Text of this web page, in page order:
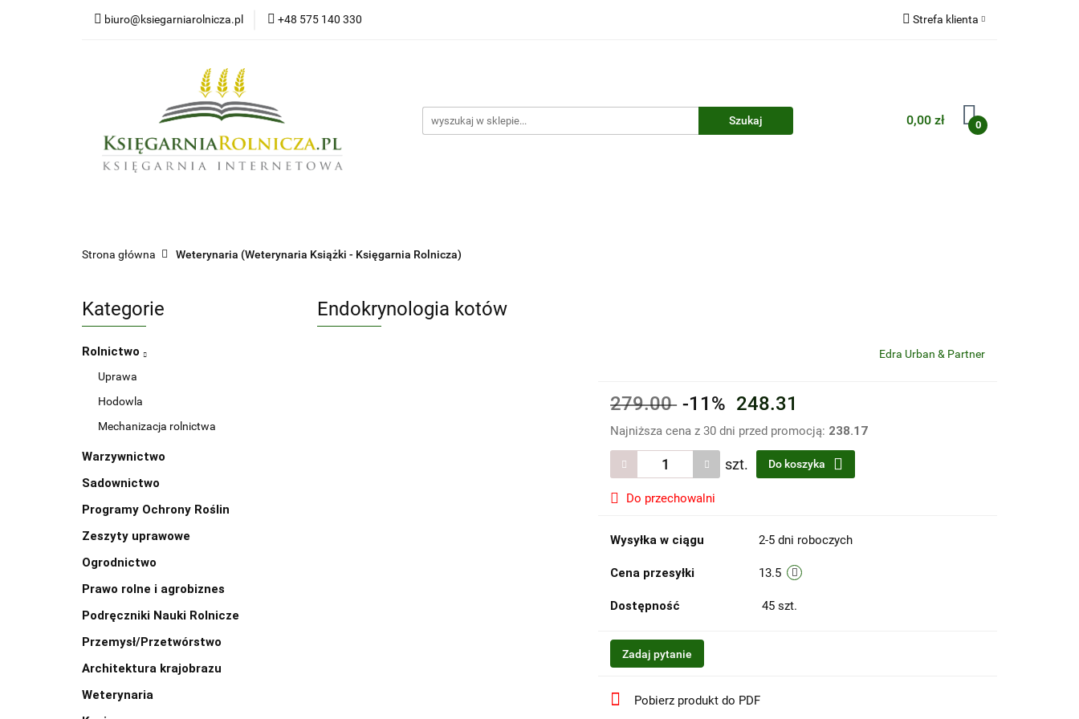
biuro@ksiegarniarolnicza.pl +48 575 140 330 Strefa klienta
Dodaj zgłoszenie
Zgody cookies
0,00 zł 0
Strona główna Weterynaria (Weterynaria Książki - Księgarnia Rolnicza)
Kategorie
Rolnictwo
Uprawa
Hodowla
Mechanizacja rolnictwa
Warzywnictwo
Sadownictwo
Programy Ochrony Roślin
Zeszyty uprawowe
Ogrodnictwo
Prawo rolne i agrobiznes
Podręczniki Nauki Rolnicze
Przemysł/Przetwórstwo
Architektura krajobrazu
Weterynaria
Endokrynologia kotów
Edra Urban & Partner
279.00 -11% 248.31
Najniższa cena z 30 dni przed promocją: 238.17
szt. Do koszyka
Do przechowalni
Wysyłka w ciągu 2-5 dni roboczych
Cena przesyłki 13.5
Dostępność 45 szt.
Zadaj pytanie
Pobierz produkt do PDF